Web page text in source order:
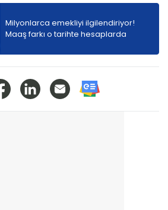
Milyonlarca emekliyi ilgilendiriyor!
Maaş farkı o tarihte hesaplarda